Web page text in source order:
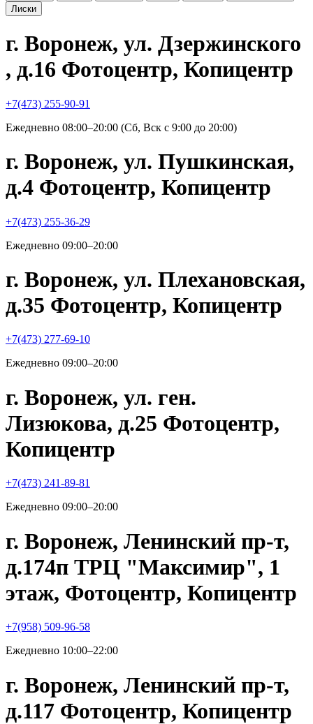
Лиски
г. Воронеж, ул. Дзержинского
, д.16 Фотоцентр, Копицентр
+7(473) 255-90-91
Ежедневно 08:00–20:00 (Сб, Вск с 9:00 до 20:00)
г. Воронеж, ул. Пушкинская,
д.4 Фотоцентр, Копицентр
+7(473) 255-36-29
Ежедневно 09:00–20:00
г. Воронеж, ул. Плехановская,
д.35 Фотоцентр, Копицентр
+7(473) 277-69-10
Ежедневно 09:00–20:00
г. Воронеж, ул. ген.
Лизюкова, д.25 Фотоцентр,
Копицентр
+7(473) 241-89-81
Ежедневно 09:00–20:00
г. Воронеж, Ленинский пр-т,
д.174п ТРЦ "Максимир", 1
этаж, Фотоцентр, Копицентр
+7(958) 509-96-58
Ежедневно 10:00–22:00
г. Воронеж, Ленинский пр-т,
д.117 Фотоцентр, Копицентр